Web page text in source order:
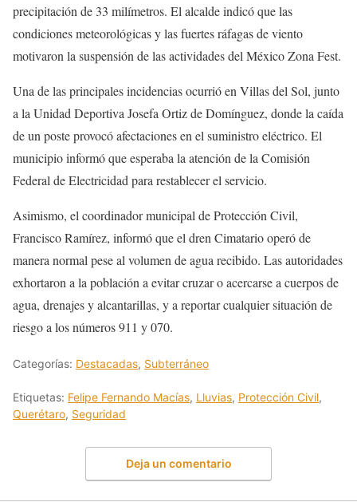
precipitación de 33 milímetros. El alcalde indicó que las
condiciones meteorológicas y las fuertes ráfagas de viento
motivaron la suspensión de las actividades del México Zona Fest.
Una de las principales incidencias ocurrió en Villas del Sol, junto
a la Unidad Deportiva Josefa Ortiz de Domínguez, donde la caída
de un poste provocó afectaciones en el suministro eléctrico. El
municipio informó que esperaba la atención de la Comisión
Federal de Electricidad para restablecer el servicio.
Asimismo, el coordinador municipal de Protección Civil,
Francisco Ramírez, informó que el dren Cimatario operó de
manera normal pese al volumen de agua recibido. Las autoridades
exhortaron a la población a evitar cruzar o acercarse a cuerpos de
agua, drenajes y alcantarillas, y a reportar cualquier situación de
riesgo a los números 911 y 070.
Categorías: Destacadas, Subterráneo
Etiquetas: Felipe Fernando Macías, Lluvias, Protección Civil,
Querétaro, Seguridad
Deja un comentario